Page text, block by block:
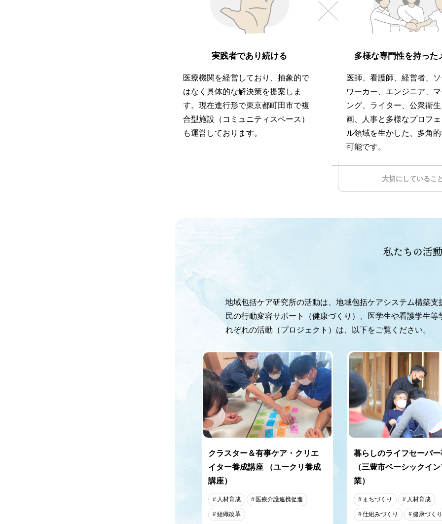
実践者であり続ける
医療機関を経営しており、抽象的で
はなく具体的な解決策を提案しま
す。現在進行形で東京都町田市で複
合型施設（コミュニティスペース）
も運営しております。
多様な専門性を持った
医師、看護師、経営者、
ワーカー、エンジニア、
ング、ライター、公衆衛
画、人事と多様なプロフ
ル領域を生かした、多角
可能です。
大切にしているこ
私たちの活動
地域包括ケア研究所の活動は、地域包括ケアシステム構築
民の行動変容サポート（健康づくり）、医学生や看護学生
れぞれの活動（プロジェクト）は、以下をご覧ください。
クラスター＆有事ケア・クリエ
イター養成講座 （ユークリ養成
講座）
人材育成 医療介護連携促進
組織改革
暮らしのライフセーバ
（三豊市ベーシックイ
業）
まちづくり 人材育成
仕組みづくり 健康づく